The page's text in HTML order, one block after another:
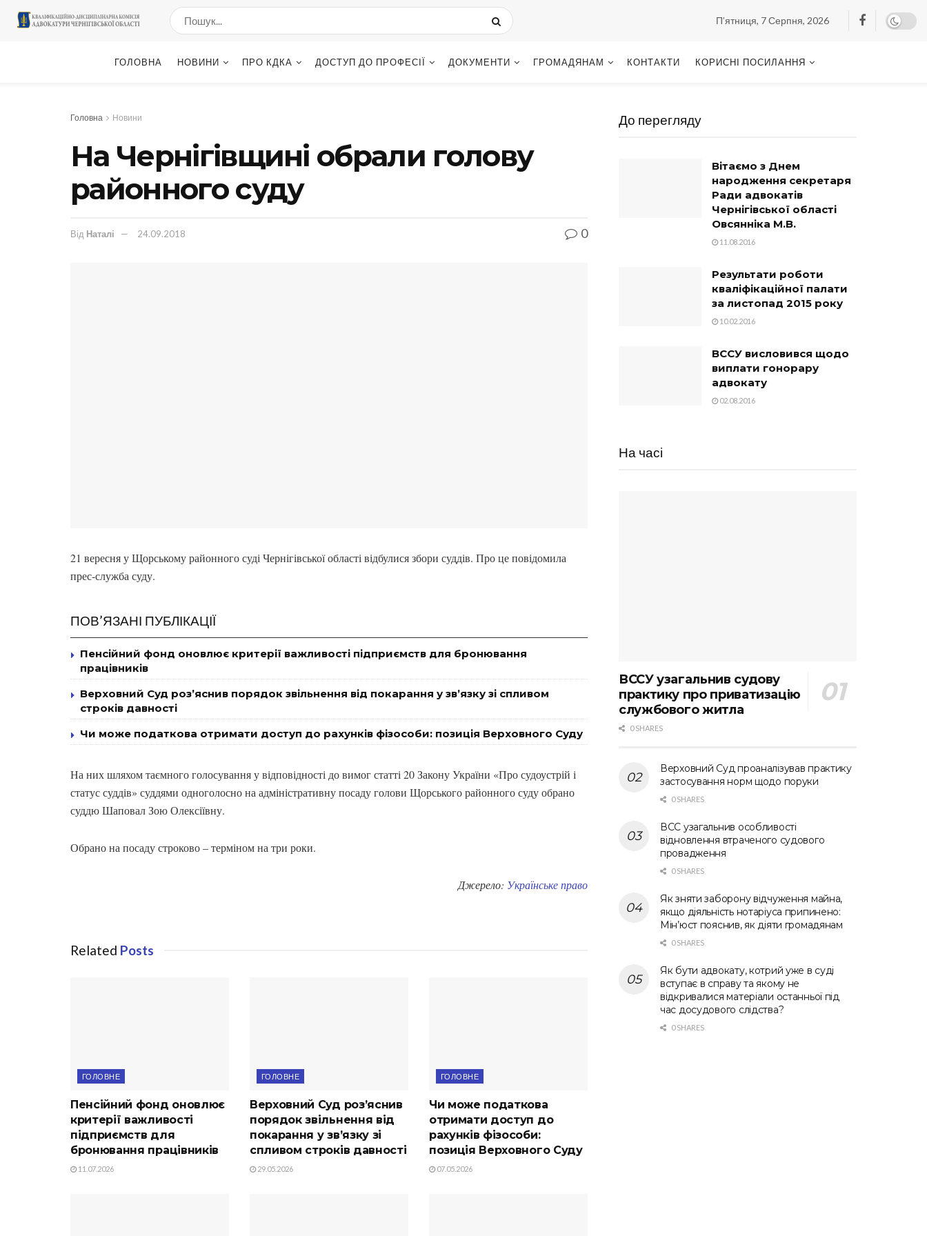
П’ятниця, 7 Серпня, 2026
ГОЛОВНА НОВИНИ ПРО КДКА ДОСТУП ДО ПРОФЕСІЇ ДОКУМЕНТИ ГРОМАДЯНАМ КОНТАКТИ КОРИСНІ ПОСИЛАННЯ
Головна Новини
На Чернігівщині обрали голову
районного суду
Від Наталі 24.09.2018 0
21 вересня у Щорському районного суді Чернігівської області відбулися збори суддів. Про це повідомила
прес-служба суду.
ПОВ’ЯЗАНІ ПУБЛІКАЦІЇ
Пенсійний фонд оновлює критерії важливості підприємств для бронювання
працівників
Верховний Суд роз’яснив порядок звільнення від покарання у зв’язку зі спливом
строків давності
Чи може податкова отримати доступ до рахунків фізособи: позиція Верховного Суду
На них шляхом таємного голосування у відповідності до вимог статті 20 Закону України «Про судоустрій і
статус суддів» суддями одноголосно на адміністративну посаду голови Щорського районного суду обрано
суддю Шаповал Зою Олексіївну.
Обрано на посаду строково – терміном на три роки.
Джерело: Українське право
Related Posts
ГОЛОВНЕ
Пенсійний фонд оновлює
критерії важливості
підприємств для
бронювання працівників
11.07.2026
ГОЛОВНЕ
Верховний Суд роз’яснив
порядок звільнення від
покарання у зв’язку зі
спливом строків давності
29.05.2026
ГОЛОВНЕ
Чи може податкова
отримати доступ до
рахунків фізособи:
позиція Верховного Суду
07.05.2026
До перегляду
Вітаємо з Днем
народження секретаря
Ради адвокатів
Чернігівської області
Овсянніка М.В.
11.08.2016
Результати роботи
кваліфікаційної палати
за листопад 2015 року
10.02.2016
ВССУ висловився щодо
виплати гонорару
адвокату
02.08.2016
На часі
ВССУ узагальнив судову
практику про приватизацію
службового житла
0 SHARES
Верховний Суд проаналізував практику
застосування норм щодо поруки
0 SHARES
ВСС узагальнив особливості
відновлення втраченого судового
провадження
0 SHARES
Як зняти заборону відчуження майна,
якщо діяльність нотаріуса припинено:
Мін’юст пояснив, як діяти громадянам
0 SHARES
Як бути адвокату, котрий уже в суді
вступає в справу та якому не
відкривалися матеріали останньої під
час досудового слідства?
0 SHARES